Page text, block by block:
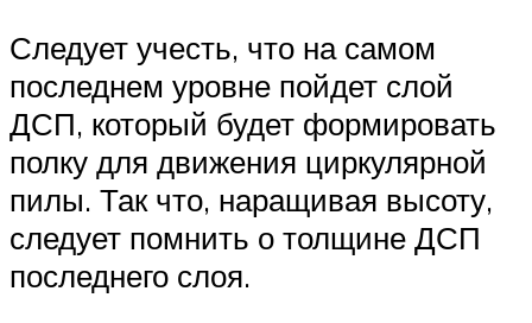
Следует учесть, что на самом
последнем уровне пойдет слой
ДСП, который будет формировать
полку для движения циркулярной
пилы. Так что, наращивая высоту,
следует помнить о толщине ДСП
последнего слоя.